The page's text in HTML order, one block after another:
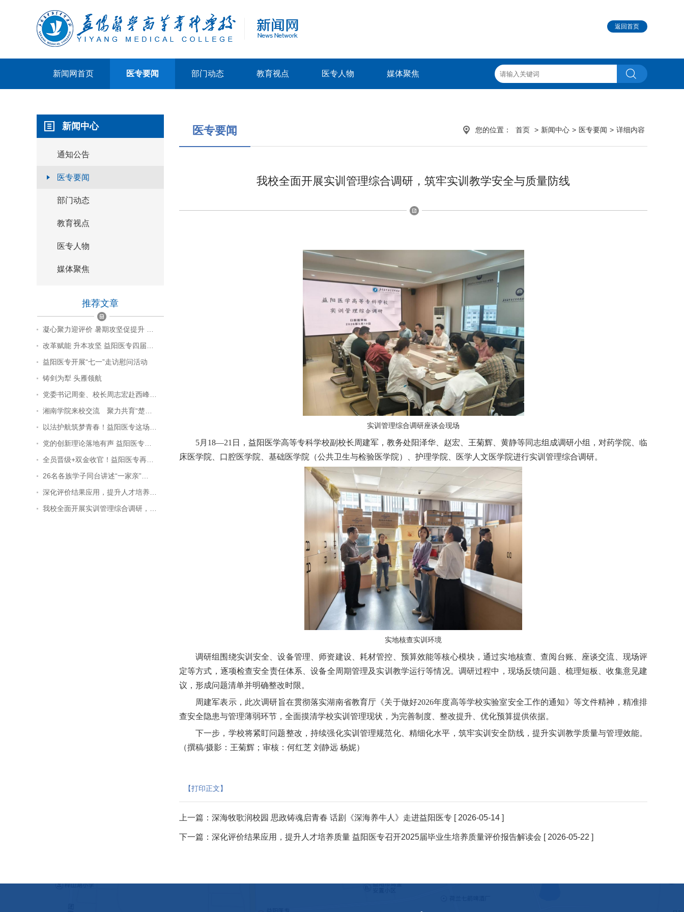
返回首页
新闻网首页 医专要闻 部门动态 教育视点 医专人物 媒体聚焦
新闻中心
通知公告
医专要闻
部门动态
教育视点
医专人物
媒体聚焦
推荐文章
凝心聚力迎评价 暑期攻坚促提升 …
改革赋能 升本攻坚 益阳医专四届…
益阳医专开展“七一”走访慰问活动
铸剑为犁 头雁领航
党委书记周奎、校长周志宏赴西峰…
湘南学院来校交流 聚力共育“楚…
以法护航筑梦青春！益阳医专这场…
党的创新理论落地有声 益阳医专…
全员晋级+双金收官！益阳医专再…
26名各族学子同台讲述“一家亲”…
深化评价结果应用，提升人才培养…
我校全面开展实训管理综合调研，…
您的位置： 首页 > 新闻中心 > 医专要闻 > 详细内容
医专要闻
我校全面开展实训管理综合调研，筑牢实训教学安全与质量防线
实训管理综合调研座谈会现场
5月18—21日，益阳医学高等专科学校副校长周建军，教务处阳泽华、赵宏、王菊辉、黄静等同志组成调研小组，对药学院、临
床医学院、口腔医学院、基础医学院（公共卫生与检验医学院）、护理学院、医学人文医学院进行实训管理综合调研。
实地核查实训环境
调研组围绕实训安全、设备管理、师资建设、耗材管控、预算效能等核心模块，通过实地核查、查阅台账、座谈交流、现场评
定等方式，逐项检查安全责任体系、设备全周期管理及实训教学运行等情况。调研过程中，现场反馈问题、梳理短板、收集意见建
议，形成问题清单并明确整改时限。
周建军表示，此次调研旨在贯彻落实湖南省教育厅《关于做好2026年度高等学校实验室安全工作的通知》等文件精神，精准排
查安全隐患与管理薄弱环节，全面摸清学校实训管理现状，为完善制度、整改提升、优化预算提供依据。
下一步，学校将紧盯问题整改，持续强化实训管理规范化、精细化水平，筑牢实训安全防线，提升实训教学质量与管理效能。
（撰稿/摄影：王菊辉；审核：何红芝 刘静远 杨妮）
【打印正文】
上一篇： 深海牧歌润校园 思政铸魂启青春 话剧《深海养牛人》走进益阳医专 [ 2026-05-14 ]
下一篇： 深化评价结果应用，提升人才培养质量 益阳医专召开2025届毕业生培养质量评价报告解读会 [ 2026-05-22 ]